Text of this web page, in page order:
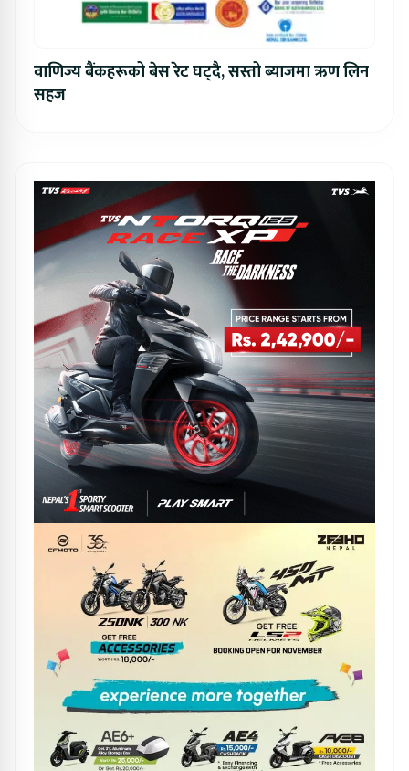
वाणिज्य बैंकहरूको बेस रेट घट्दै, सस्तो ब्याजमा ऋण लिन
सहज